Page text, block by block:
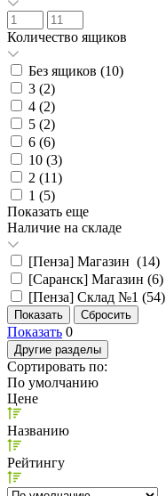
Количество ящиков
Без ящиков (10)
3 (2)
4 (2)
5 (2)
6 (6)
10 (3)
2 (11)
1 (5)
Показать еще
Наличие на складе
[Пенза] Магазин (14)
[Саранск] Магазин (6)
[Пенза] Склад №1 (54)
Показать 0
Другие разделы
Сортировать по:
По умолчанию
Цене
Названию
Рейтингу